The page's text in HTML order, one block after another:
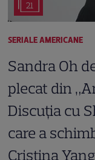
21
SERIALE AMERICANE
Sandra Oh
plecat din
Discuția cu
care a
Cristina Yang